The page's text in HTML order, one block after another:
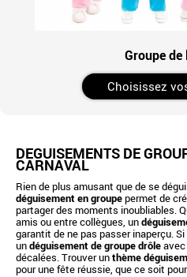
Groupe de
Choisissez
DÉGUISEMENTS DE
CARNAVAL
Rien de plus amusant que de se
déguisement en groupepermet de
partager des moments inoubliables.
amis ou entre collègues, un
garantit de ne pas passer inaperçu.
undéguisement de groupe drôle
décalées. Trouver unthème
pour une fête réussie, que ce soit